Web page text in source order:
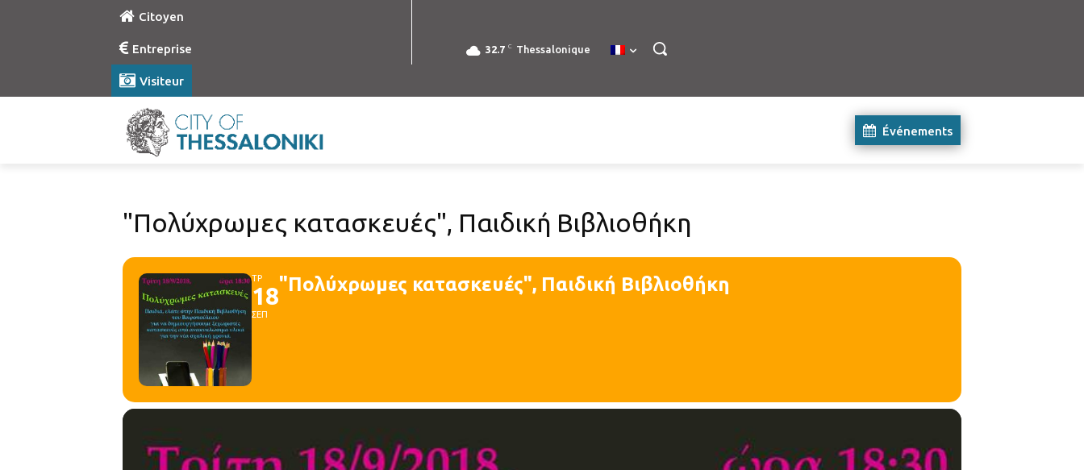
Citoyen
Entreprise
Visiteur
32.7 C Thessalonique
Événements
"Πολύχρωμες κατασκευές", Παιδική Βιβλιοθήκη
ΤΡ
18
ΣΕΠ
"Πολύχρωμες κατασκευές", Παιδική Βιβλιοθήκη